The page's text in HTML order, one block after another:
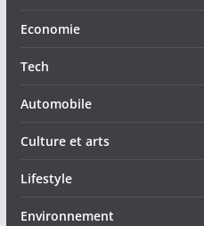
Economie
Tech
Automobile
Culture et arts
Lifestyle
Environnement